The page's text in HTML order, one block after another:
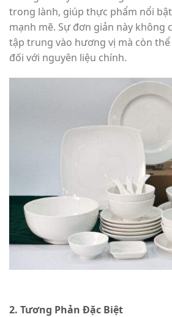
trong lành, giúp thực phẩm nổi
mạnh mẽ. Sự đơn giản này không
tập trung vào hương vị mà còn
đối với nguyên liệu chính.
2. Tương Phản Đặc Biệt